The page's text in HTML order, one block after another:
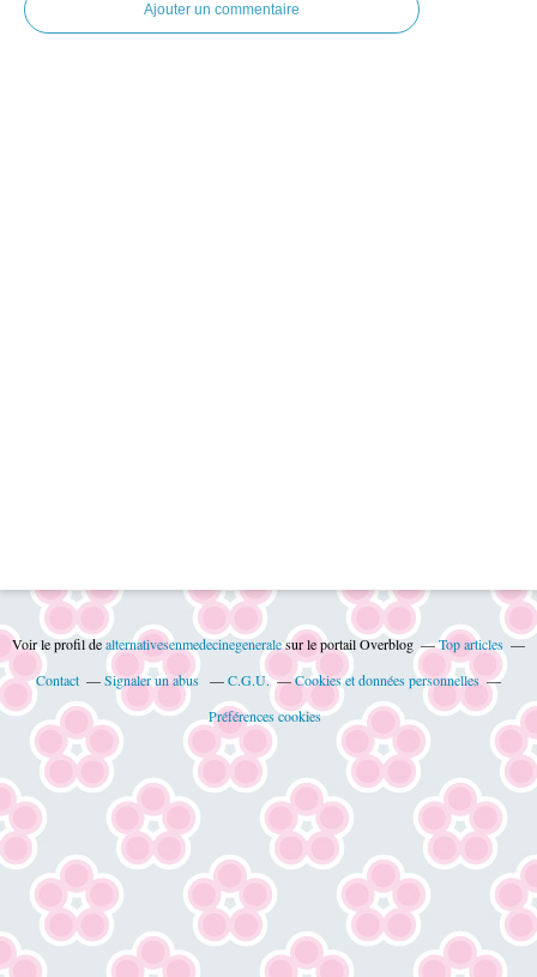
Ajouter un commentaire
Voir le profil dealternativesenmedecinegeneralesur le portail Overblog
Top articles
Contact
Signaler un abus C.G.U.
Cookies et données personnelles
Préférences cookies